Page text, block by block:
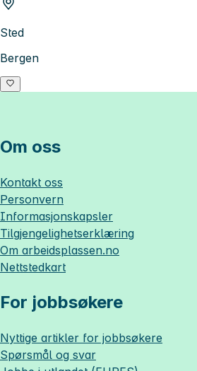
Sted
Bergen
Om oss
Kontakt oss
Personvern
Informasjonskapsler
Tilgjengelighetserklæring
Om arbeidsplassen.no
Nettstedkart
For jobbsøkere
Nyttige artikler for jobbsøkere
Spørsmål og svar